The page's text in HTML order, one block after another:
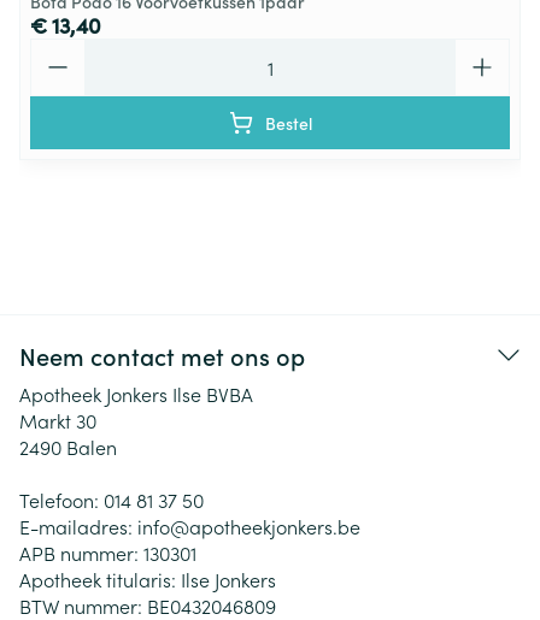
€ 13,40
Bestel
Neem contact met ons op
Apotheek Jonkers Ilse BVBA
Markt 30
2490 Balen
Telefoon: 014 81 37 50
E-mailadres: info@apotheekjonkers.be
APB nummer: 130301
Apotheek titularis: Ilse Jonkers
BTW nummer: BE0432046809